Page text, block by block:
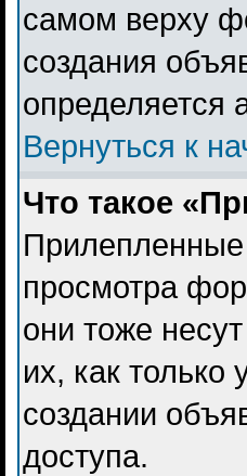
самом верху
создания
определяется
Вернуться к
Что такое
просмотра
они тоже
их, как только
создании
доступа.